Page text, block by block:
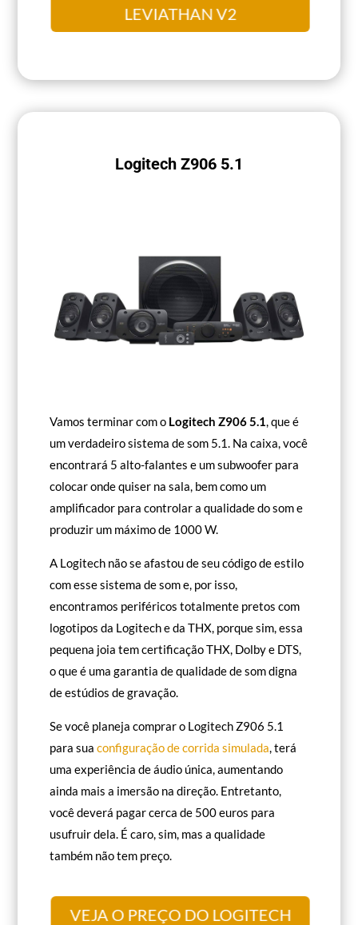
LEVIATHAN V2
Logitech Z906 5.1
Vamos terminar com o Logitech Z906 5.1 , que é
um verdadeiro sistema de som 5.1. Na caixa, você
encontrará 5 alto-falantes e um subwoofer para
colocar onde quiser na sala, bem como um
amplificador para controlar a qualidade do som e
produzir um máximo de 1000 W.
A Logitech não se afastou de seu código de estilo
com esse sistema de som e, por isso,
encontramos periféricos totalmente pretos com
logotipos da Logitech e da THX, porque sim, essa
pequena joia tem certificação THX, Dolby e DTS,
o que é uma garantia de qualidade de som digna
de estúdios de gravação.
Se você planeja comprar o Logitech Z906 5.1
para suaconfiguração de corrida simulada , terá
uma experiência de áudio única, aumentando
ainda mais a imersão na direção. Entretanto,
você deverá pagar cerca de 500 euros para
usufruir dela. É caro, sim, mas a qualidade
também não tem preço.
VEJA O PREÇO DO LOGITECH